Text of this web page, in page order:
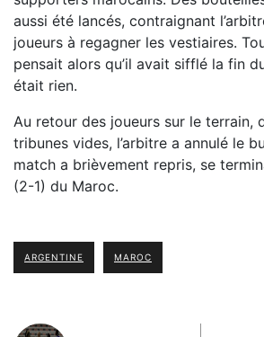
aussi été lancés, contraignant
joueurs à regagner les vestiaires.
pensait alors qu’il avait sifflé la fin
était rien.
Au retour des joueurs sur le terrain,
tribunes vides, l’arbitre a annulé le
match a brièvement repris, se
(2-1) du Maroc.
ARGENTINE MAROC